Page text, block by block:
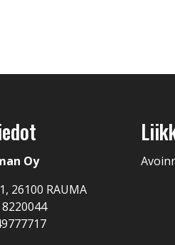
Oy
26100 RAUMA